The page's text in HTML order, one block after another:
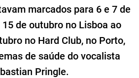
marcados para 6 e 7 de
de outubro no Lisboa ao
no Hard Club, no Porto,
de saúde do vocalista
Pringle.